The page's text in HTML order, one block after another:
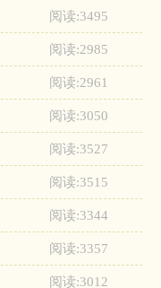
阅读:3495
阅读:2985
阅读:2961
阅读:3050
阅读:3527
阅读:3515
阅读:3344
阅读:3357
阅读:3012